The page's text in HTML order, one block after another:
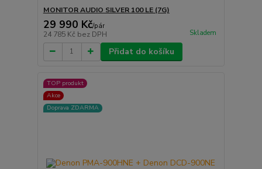
MONITOR AUDIO SILVER 100 LE (7G)
29 990 Kč/pár
24 785 Kč bez DPH Skladem
Přidat do košíku
TOP produkt
Akce
Doprava ZDARMA